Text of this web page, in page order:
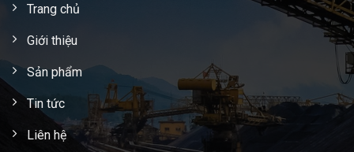
Trang chủ
Giới thiệu
Sản phẩm
Tin tức
Liên hệ